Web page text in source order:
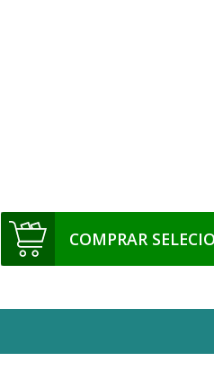
COMPRAR